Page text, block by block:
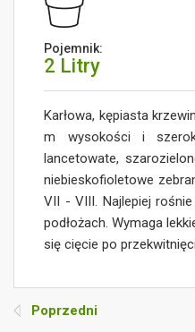
Pojemnik:
2 Litry
Karłowa, kępiasta
m wysokości i
lancetowate,
niebieskofioletowe
VII - VIII. Najlepiej
podłożach. Wymaga
się cięcie po
Poprzedni